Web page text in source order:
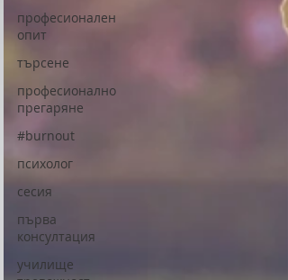
професионален
опит
търсене
професионално
прегаряне
#burnout
психолог
сесия
първа
консултация
училище